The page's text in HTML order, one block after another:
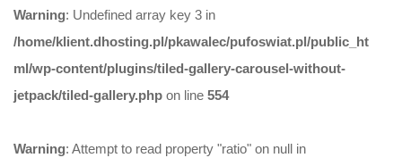
Warning: Undefined array key 3 in
/home/klient.dhosting.pl/pkawalec/pufoswiat.pl/public_ht
ml/wp-content/plugins/tiled-gallery-carousel-without-
jetpack/tiled-gallery.php on line 554
Warning: Attempt to read property "ratio" on null in